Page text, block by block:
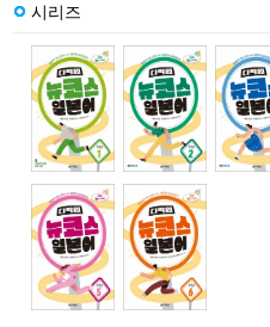
시리즈